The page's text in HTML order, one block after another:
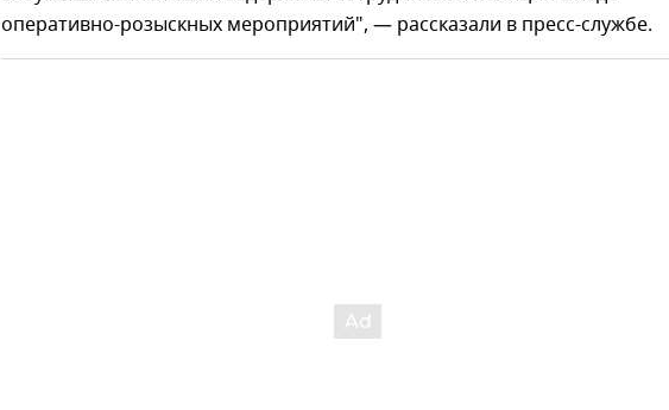
оперативно-розыскных мероприятий", — рассказали в пресс-службе.